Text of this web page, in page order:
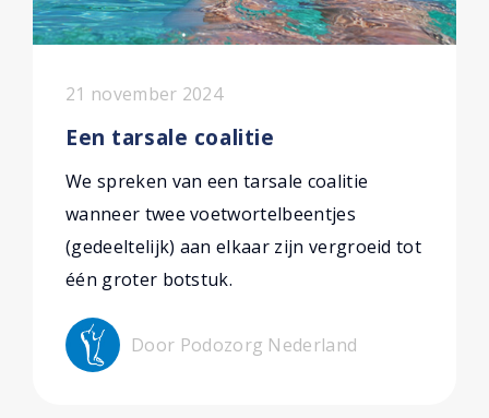
21 november 2024
Een tarsale coalitie
We spreken van een tarsale coalitie
wanneer twee voetwortelbeentjes
(gedeeltelijk) aan elkaar zijn vergroeid tot
één groter botstuk.
Door Podozorg Nederland